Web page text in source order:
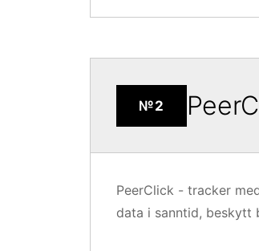
№2
PeerClick - tracker
data i sanntid, beskytt